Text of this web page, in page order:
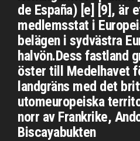
de España) [e] [9], är
medlemsstat i
belägen i sydvästra
halvön.Dess fastland
öster till Medelhavet
landgräns med det
utomeuropeiska
norr av Frankrike,
Biscayabukten